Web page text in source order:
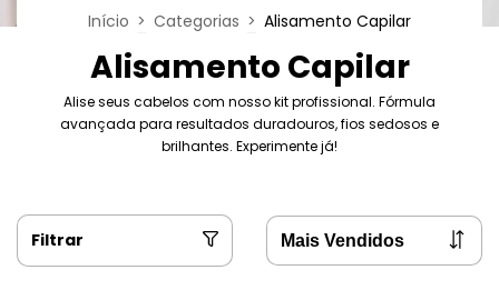
Início > Categorias > Alisamento Capilar
Alisamento Capilar
Alise seus cabelos com nosso kit profissional. Fórmula
avançada para resultados duradouros, fios sedosos e
brilhantes. Experimente já!
Filtrar